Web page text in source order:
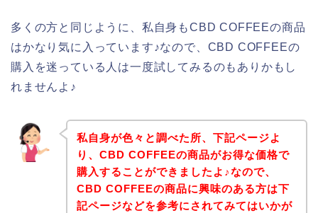
多くの方と同じように、私自身もCBD COFFEEの商品
はかなり気に入っています♪なので、CBD COFFEEの
購入を迷っている人は一度試してみるのもありかもし
れませんよ♪
私自身が色々と調べた所、下記ページよ
り、CBD COFFEEの商品がお得な価格で
購入することができましたよ♪なので、
CBD COFFEEの商品に興味のある方は下
記ページなどを参考にされてみてはいかが